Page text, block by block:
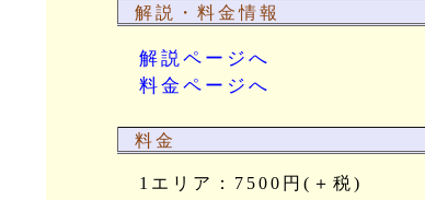
解説・料金情報
解説ページへ
料金ページへ
料金
1エリア：7500円(＋税)